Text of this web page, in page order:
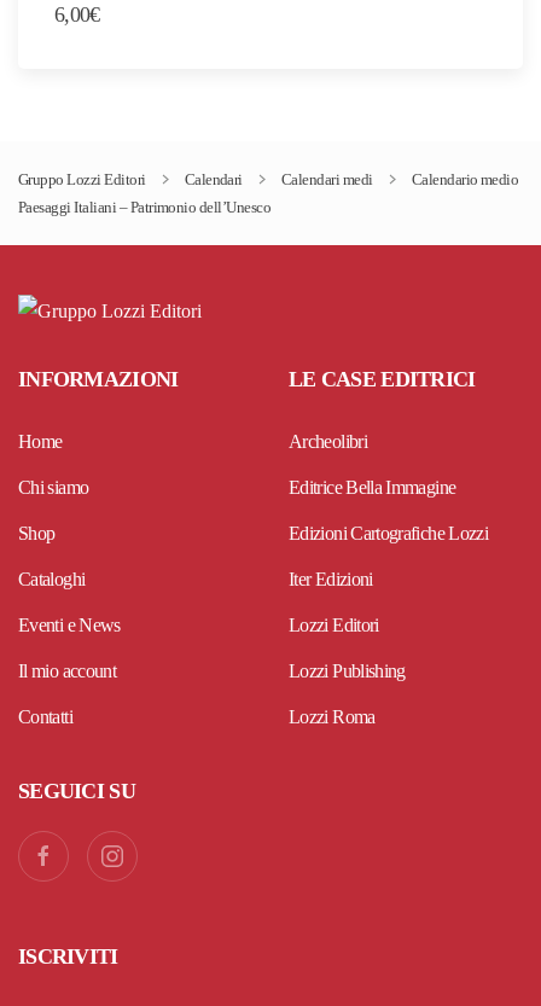
6,00€
Gruppo Lozzi Editori Calendari Calendari medi
Calendario medio
Paesaggi Italiani – Patrimonio dell’Unesco
INFORMAZIONI
Home
Chi siamo
Shop
Cataloghi
Eventi e News
Il mio account
Contatti
LE CASE EDITRICI
Archeolibri
Editrice Bella Immagine
Edizioni Cartografiche Lozzi
Iter Edizioni
Lozzi Editori
Lozzi Publishing
Lozzi Roma
SEGUICI SU
ISCRIVITI